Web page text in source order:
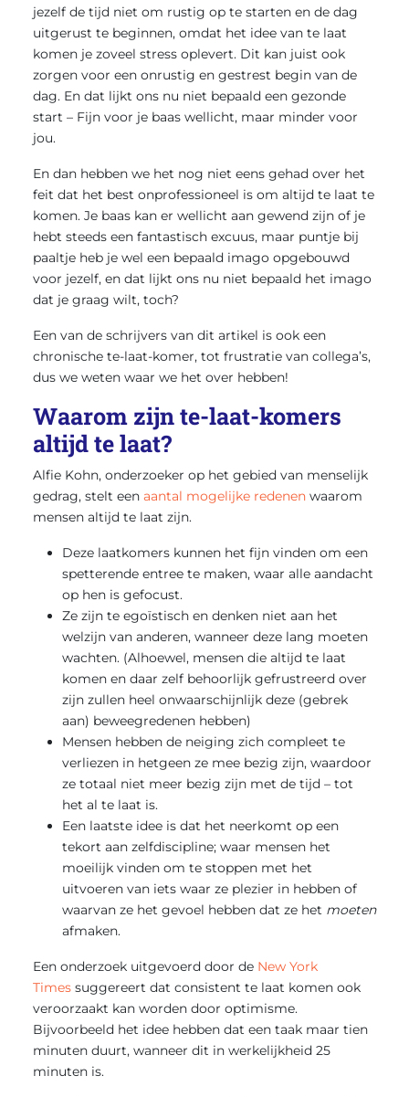
jezelf de tijd niet om rustig op te starten en de dag
uitgerust te beginnen, omdat het idee van te laat
komen je zoveel stress oplevert. Dit kan juist ook
zorgen voor een onrustig en gestrest begin van de
dag. En dat lijkt ons nu niet bepaald een gezonde
start – Fijn voor je baas wellicht, maar minder voor
jou.
En dan hebben we het nog niet eens gehad over het
feit dat het best onprofessioneel is om altijd te laat te
komen. Je baas kan er wellicht aan gewend zijn of je
hebt steeds een fantastisch excuus, maar puntje bij
paaltje heb je wel een bepaald imago opgebouwd
voor jezelf, en dat lijkt ons nu niet bepaald het imago
dat je graag wilt, toch?
Een van de schrijvers van dit artikel is ook een
chronische te-laat-komer, tot frustratie van collega’s,
dus we weten waar we het over hebben!
Waarom zijn te-laat-komers
altijd te laat?
Alfie Kohn, onderzoeker op het gebied van menselijk
gedrag, stelt een aantal mogelijke redenen waarom
mensen altijd te laat zijn.
Deze laatkomers kunnen het fijn vinden om een
spetterende entree te maken, waar alle aandacht
op hen is gefocust.
Ze zijn te egoïstisch en denken niet aan het
welzijn van anderen, wanneer deze lang moeten
wachten. (Alhoewel, mensen die altijd te laat
komen en daar zelf behoorlijk gefrustreerd over
zijn zullen heel onwaarschijnlijk deze (gebrek
aan) beweegredenen hebben)
Mensen hebben de neiging zich compleet te
verliezen in hetgeen ze mee bezig zijn, waardoor
ze totaal niet meer bezig zijn met de tijd – tot
het al te laat is.
Een laatste idee is dat het neerkomt op een
tekort aan zelfdiscipline; waar mensen het
moeilijk vinden om te stoppen met het
uitvoeren van iets waar ze plezier in hebben of
waarvan ze het gevoel hebben dat ze het moeten
afmaken.
Een onderzoek uitgevoerd door de New York
Times suggereert dat consistent te laat komen ook
veroorzaakt kan worden door optimisme.
Bijvoorbeeld het idee hebben dat een taak maar tien
minuten duurt, wanneer dit in werkelijkheid 25
minuten is.